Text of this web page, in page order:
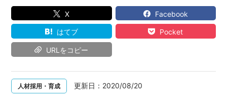
X Facebook
はてブ Pocket
URLをコピー
人材採用・育成 更新日： 2020/08/20